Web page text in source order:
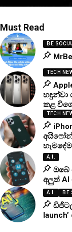
Must Read
BE SOCIAL
TECH
හඳුන්වා
කළ
TECH
හැමදේම
A.I.
ඔබේ
අලුත් AI
A.I. BE